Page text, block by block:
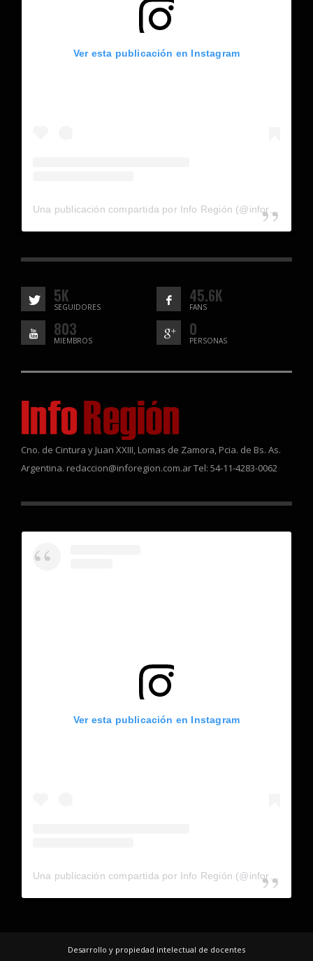
Ver esta publicación en Instagram
5K
SEGUIDORES
45.6K
FANS
803
MIEMBROS
0
PERSONAS
Cno. de Cintura y Juan XXIII, Lomas de Zamora, Pcia. de Bs. As.
Argentina. redaccion@inforegion.com.ar Tel: 54-11-4283-0062
Ver esta publicación en Instagram
Desarrollo y propiedad intelectual de docentes